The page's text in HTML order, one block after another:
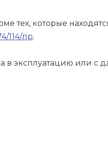
тех, которые
114/пр.
эксплуатацию или с